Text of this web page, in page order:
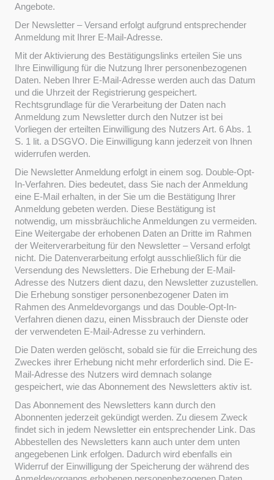
Angebote.
Der Newsletter – Versand erfolgt aufgrund entsprechender
Anmeldung mit Ihrer E-Mail-Adresse.
Mit der Aktivierung des Bestätigungslinks erteilen Sie uns
Ihre Einwilligung für die Nutzung Ihrer personenbezogenen
Daten. Neben Ihrer E-Mail-Adresse werden auch das Datum
und die Uhrzeit der Registrierung gespeichert.
Rechtsgrundlage für die Verarbeitung der Daten nach
Anmeldung zum Newsletter durch den Nutzer ist bei
Vorliegen der erteilten Einwilligung des Nutzers Art. 6 Abs. 1
S. 1 lit. a DSGVO. Die Einwilligung kann jederzeit von Ihnen
widerrufen werden.
Die Newsletter Anmeldung erfolgt in einem sog. Double-Opt-
In-Verfahren. Dies bedeutet, dass Sie nach der Anmeldung
eine E-Mail erhalten, in der Sie um die Bestätigung Ihrer
Anmeldung gebeten werden. Diese Bestätigung ist
notwendig, um missbräuchliche Anmeldungen zu vermeiden.
Eine Weitergabe der erhobenen Daten an Dritte im Rahmen
der Weiterverarbeitung für den Newsletter – Versand erfolgt
nicht. Die Datenverarbeitung erfolgt ausschließlich für die
Versendung des Newsletters. Die Erhebung der E-Mail-
Adresse des Nutzers dient dazu, den Newsletter zuzustellen.
Die Erhebung sonstiger personenbezogener Daten im
Rahmen des Anmeldevorgangs und das Double-Opt-In-
Verfahren dienen dazu, einen Missbrauch der Dienste oder
der verwendeten E-Mail-Adresse zu verhindern.
Die Daten werden gelöscht, sobald sie für die Erreichung des
Zweckes ihrer Erhebung nicht mehr erforderlich sind. Die E-
Mail-Adresse des Nutzers wird demnach solange
gespeichert, wie das Abonnement des Newsletters aktiv ist.
Das Abonnement des Newsletters kann durch den
Abonnenten jederzeit gekündigt werden. Zu diesem Zweck
findet sich in jedem Newsletter ein entsprechender Link. Das
Abbestellen des Newsletters kann auch unter dem unten
angegebenen Link erfolgen. Dadurch wird ebenfalls ein
Widerruf der Einwilligung der Speicherung der während des